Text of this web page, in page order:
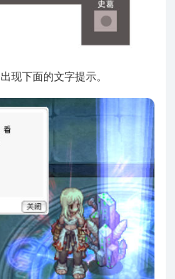
现下面的文字提示。